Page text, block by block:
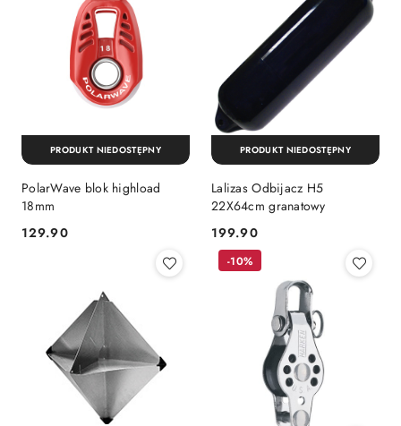
PolarWave blok highload
18mm
Cena:
129.90
PRODUKT NIEDOSTĘPNY
Lalizas Odbijacz H5
22X64cm granatowy
Cena:
199.90
PRODUKT NIEDOSTĘPNY
-10%